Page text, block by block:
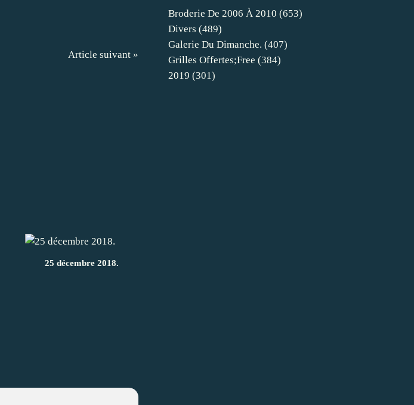
Article suivant »
25 décembre 2018.
Broderie De 2006 À 2010 (653)
Divers (489)
Galerie Du Dimanche. (407)
Grilles Offertes;free (384)
2019 (301)